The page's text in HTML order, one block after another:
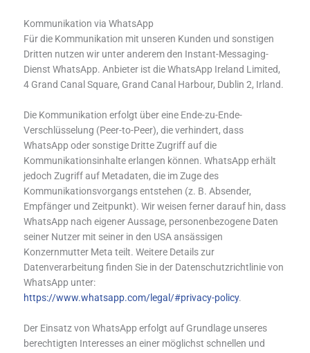
Kommunikation via WhatsApp
Für die Kommunikation mit unseren Kunden und sonstigen
Dritten nutzen wir unter anderem den Instant-Messaging-
Dienst WhatsApp. Anbieter ist die WhatsApp Ireland Limited,
4 Grand Canal Square, Grand Canal Harbour, Dublin 2, Irland.
Die Kommunikation erfolgt über eine Ende-zu-Ende-
Verschlüsselung (Peer-to-Peer), die verhindert, dass
WhatsApp oder sonstige Dritte Zugriff auf die
Kommunikationsinhalte erlangen können. WhatsApp erhält
jedoch Zugriff auf Metadaten, die im Zuge des
Kommunikationsvorgangs entstehen (z. B. Absender,
Empfänger und Zeitpunkt). Wir weisen ferner darauf hin, dass
WhatsApp nach eigener Aussage, personenbezogene Daten
seiner Nutzer mit seiner in den USA ansässigen
Konzernmutter Meta teilt. Weitere Details zur
Datenverarbeitung finden Sie in der Datenschutzrichtlinie von
WhatsApp unter:
https://www.whatsapp.com/legal/#privacy-policy.
Der Einsatz von WhatsApp erfolgt auf Grundlage unseres
berechtigten Interesses an einer möglichst schnellen und